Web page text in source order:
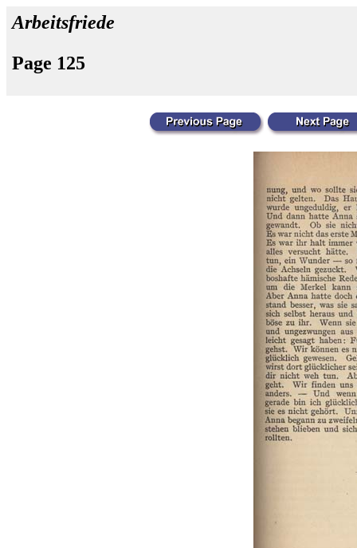
Arbeitsfriede
Page 125